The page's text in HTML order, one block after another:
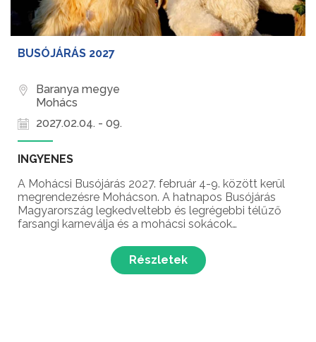
BUSÓJÁRÁS 2027
Baranya megye
Mohács
2027.02.04. - 09.
INGYENES
A Mohácsi Busójárás 2027. február 4-9. között kerül
megrendezésre Mohácson. A hatnapos Busójárás
Magyarország legkedveltebb és legrégebbi télűző
farsangi karneválja és a mohácsi sokácok
tavaszköszöntő, oltalmazó és termékenységet
Részletek